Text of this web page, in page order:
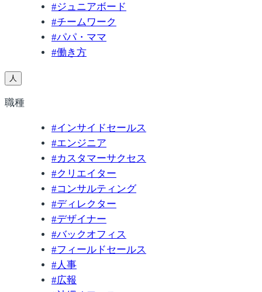
#ジュニアボード
#チームワーク
#パパ・ママ
#働き方
人
職種
#インサイドセールス
#エンジニア
#カスタマーサクセス
#クリエイター
#コンサルティング
#ディレクター
#デザイナー
#バックオフィス
#フィールドセールス
#人事
#広報